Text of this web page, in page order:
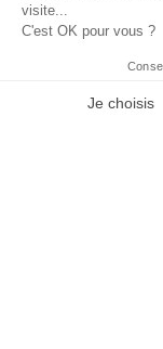
visite...
C'est OK pour vous ?
Je choisis